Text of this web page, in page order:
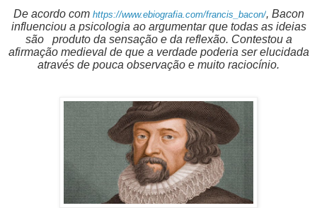
De acordo com https://www.ebiografia.com/francis_bacon/, Bacon
influenciou a psicologia ao argumentar que todas as ideias
são
produto da sensação e da reflexão. Contestou a
afirmação medieval de que a verdade poderia ser elucidada
através de pouca observação e muito raciocínio.